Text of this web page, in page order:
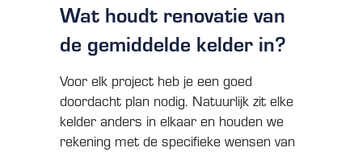
Wat houdt renovatie van
de gemiddelde kelder in?
Voor elk project heb je een goed
doordacht plan nodig. Natuurlijk zit elke
kelder anders in elkaar en houden we
rekening met de specifieke wensen van